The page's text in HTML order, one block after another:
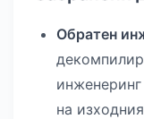
Обратен
на